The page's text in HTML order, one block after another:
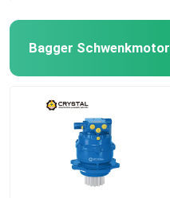
Bagger Schwenkmotor